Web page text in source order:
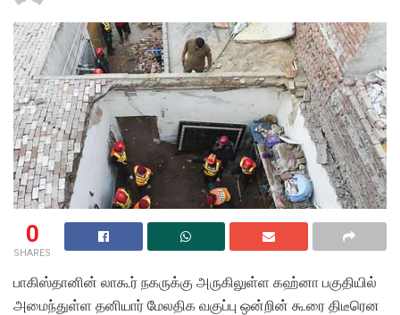
0
SHARES
பாகிஸ்தானின் லாகூர் நகருக்கு அருகிலுள்ள கஹ்னா பகுதியில்
அமைந்துள்ள தனியார் மேலதிக வகுப்பு ஒன்றின் கூரை திடீரென